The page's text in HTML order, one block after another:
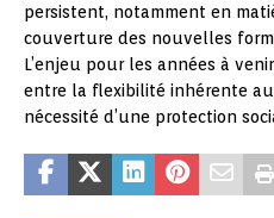
persistent, notamment en
couverture des nouvelles
L’enjeu pour les années à
entre la flexibilité inhérente
nécessité d’une protection